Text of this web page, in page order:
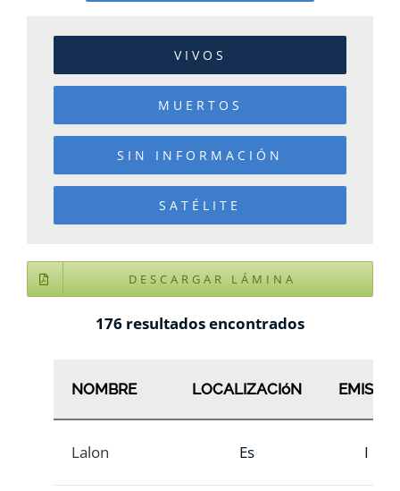
VIVOS
MUERTOS
SIN INFORMACIÓN
SATÉLITE
DESCARGAR LÁMINA
176 resultados encontrados
NOMBRE LOCALIZACIóN EMISOR
Lalon Es I